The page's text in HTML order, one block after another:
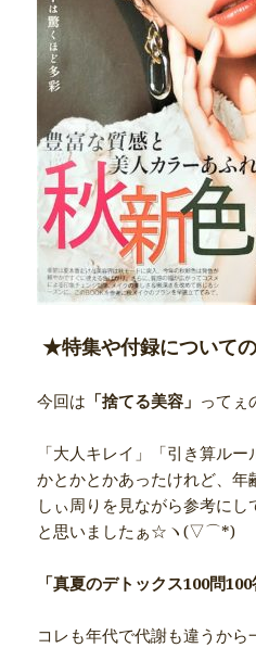
★特集や付録について
今回は 「捨てる美容」 ってぇ
「大人キレイ」「引き算ル
かとかとかあったけれど、年
しぃ周りを見ながら参考に
と思いましたぁ☆ヽ(▽⌒*)
「真夏のデトックス100問100
コレも年代で代謝も違うから